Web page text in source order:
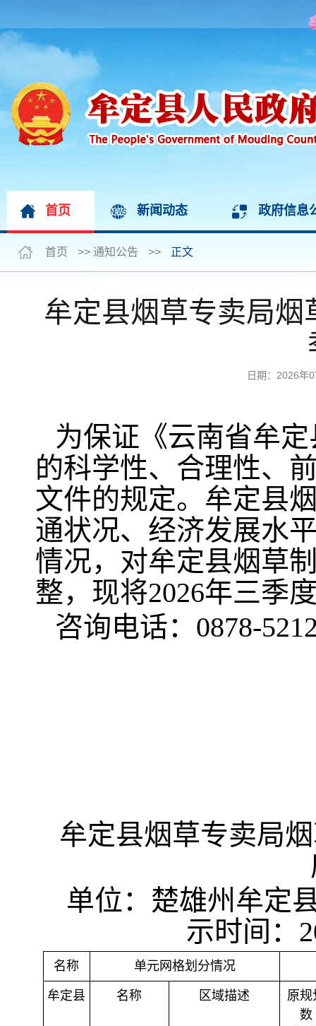
首页 新闻动态 政府信息
首页 >> 通知公告 >> 正文
牟定县烟草专卖局
日期：2026
为保证《云南省牟
的科学性、合理性、
文件的规定。牟定县
通状况、经济发展水
情况，对牟定县烟草
整，现将2026年三季
咨询电话：0878-
牟定县烟草专卖局
单位：楚雄州
示时间：
名称 单元网格划分情况
牟定县 名称 区域描述
原规
数